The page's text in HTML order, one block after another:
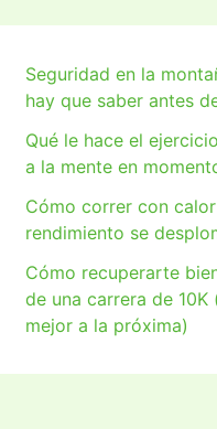
Seguridad en la
hay que saber antes
Qué le hace el
a la mente en
Cómo correr con
rendimiento se
Cómo recuperarte
de una carrera de 10K
mejor a la próxima)